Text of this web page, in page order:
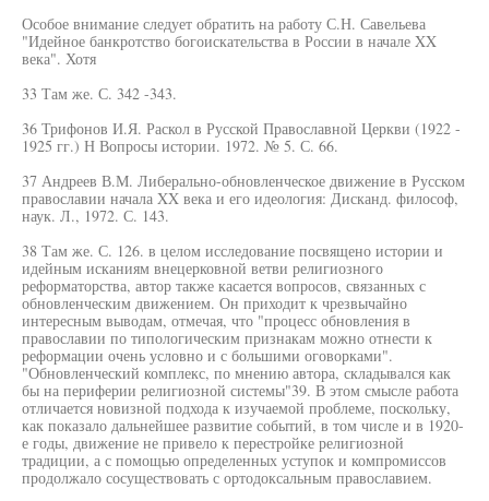
Особое внимание следует обратить на работу С.Н. Савельева
"Идейное банкротство богоискательства в России в начале XX
века". Хотя
33 Там же. С. 342 -343.
36 Трифонов И.Я. Раскол в Русской Православной Церкви (1922 -
1925 гг.) Н Вопросы истории. 1972. № 5. С. 66.
37 Андреев В.М. Либерально-обновленческое движение в Русском
православии начала XX века и его идеология: Дисканд. философ,
наук. Л., 1972. С. 143.
38 Там же. С. 126. в целом исследование посвящено истории и
идейным исканиям внецерковной ветви религиозного
реформаторства, автор также касается вопросов, связанных с
обновленческим движением. Он приходит к чрезвычайно
интересным выводам, отмечая, что "процесс обновления в
православии по типологическим признакам можно отнести к
реформации очень условно и с большими оговорками".
"Обновленческий комплекс, по мнению автора, складывался как
бы на периферии религиозной системы"39. В этом смысле работа
отличается новизной подхода к изучаемой проблеме, поскольку,
как показало дальнейшее развитие событий, в том числе и в 1920-
е годы, движение не привело к перестройке религиозной
традиции, а с помощью определенных уступок и компромиссов
продолжало сосуществовать с ортодоксальным православием.